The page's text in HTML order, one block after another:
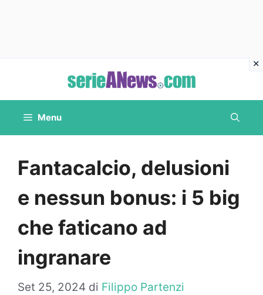
contenuto
Menu
Fantacalcio, delusioni
e nessun bonus: i 5 big
che faticano ad
ingranare
Set 25, 2024 di Filippo Partenzi